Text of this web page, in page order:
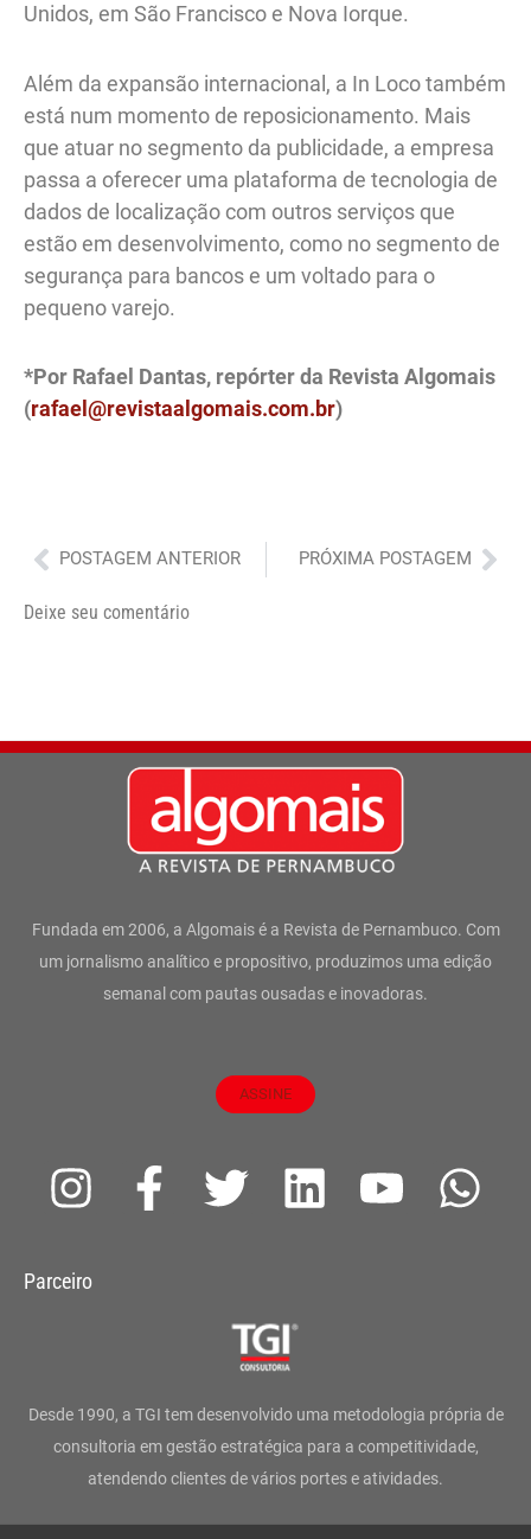
Unidos, em São Francisco e Nova Iorque.
Além da expansão internacional, a In Loco também
está num momento de reposicionamento. Mais
que atuar no segmento da publicidade, a empresa
passa a oferecer uma plataforma de tecnologia de
dados de localização com outros serviços que
estão em desenvolvimento, como no segmento de
segurança para bancos e um voltado para o
pequeno varejo.
*Por Rafael Dantas, repórter da Revista Algomais
(rafael@revistaalgomais.com.br)
Anterior
POSTAGEM ANTERIOR PRÓXIMA POSTAGEM
Deixe seu comentário
Fundada em 2006, a Algomais é a Revista de Pernambuco. Com
um jornalismo analítico e propositivo, produzimos uma edição
semanal com pautas ousadas e inovadoras.
ASSINE
I
s
g
r
a
F
a
o
o
k
T
t
e
r
L
d
i
n
Y
b
e
W
a
p
Parceiro
Desde 1990, a TGI tem desenvolvido uma metodologia própria de
consultoria em gestão estratégica para a competitividade,
atendendo clientes de vários portes e atividades.